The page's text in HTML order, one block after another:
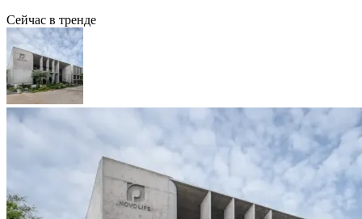
Сейчас в тренде